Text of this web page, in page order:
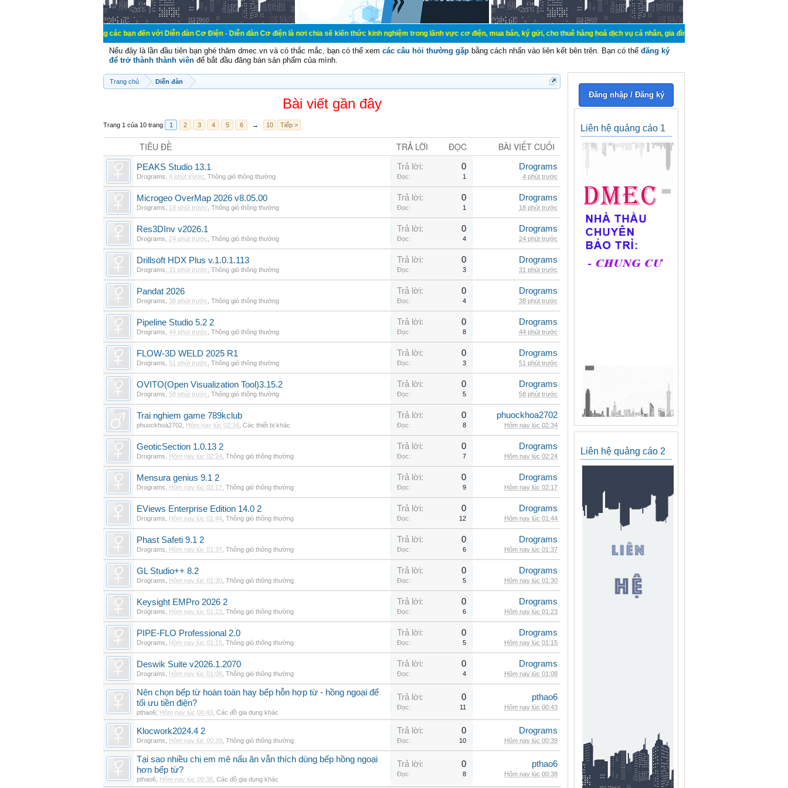
Chào mừng các bạn đến với Diễn đàn Cơ Điện - Diễn đàn Cơ điện là nơi chia sẽ kiến thức kinh nghiệm trong lãnh vực cơ điện, mua bán, ký gửi, cho thuê hàng hoá dịch vụ cá nhân, gia đình. Mua bán, ký gửi, cho thuê thiết bị hệ
Nếu đây là lần đầu tiên bạn ghé thăm dmec.vn và có thắc mắc, bạn có thể xem các câu hỏi thường gặp bằng cách nhấn vào liên kết bên trên. Bạn có thể đăng ký
để trở thành thành viên để bắt đầu đăng bán sản phẩm của mình.
Trang chủ Diễn đàn
Bài viết gần đây
Trang 1 của 10 trang 1 2 3 4 5 6 → 10 Tiếp >
TIÊU ĐỀ TRẢ LỜI ĐỌC BÀI VIẾT CUỐI
PEAKS Studio 13.1
Drograms 4 phút trước Thông gió thông thường
Trả lời: 0
Đọc: 1
Drograms
4 phút trước
Microgeo OverMap 2026 v8.05.00
Drograms 18 phút trước Thông gió thông thường
Trả lời: 0
Đọc: 1
Drograms
18 phút trước
Res3DInv v2026.1
Drograms 24 phút trước Thông gió thông thường
Trả lời: 0
Đọc: 4
Drograms
24 phút trước
Drillsoft HDX Plus v.1.0.1.113
Drograms 31 phút trước Thông gió thông thường
Trả lời: 0
Đọc: 3
Drograms
31 phút trước
Pandat 2026
Drograms 38 phút trước Thông gió thông thường
Trả lời: 0
Đọc: 4
Drograms
38 phút trước
Pipeline Studio 5.2 2
Drograms 44 phút trước Thông gió thông thường
Trả lời: 0
Đọc: 8
Drograms
44 phút trước
FLOW-3D WELD 2025 R1
Drograms 51 phút trước Thông gió thông thường
Trả lời: 0
Đọc: 3
Drograms
51 phút trước
OVITO(Open Visualization Tool)3.15.2
Drograms 58 phút trước Thông gió thông thường
Trả lời: 0
Đọc: 5
Drograms
58 phút trước
Trai nghiem game 789kclub
phuockhoa2702 Hôm nay lúc 02:34 Các thiết bị khác
Trả lời: 0
Đọc: 8
phuockhoa2702
Hôm nay lúc 02:34
GeoticSection 1.0.13 2
Drograms Hôm nay lúc 02:24 Thông gió thông thường
Trả lời: 0
Đọc: 7
Drograms
Hôm nay lúc 02:24
Mensura genius 9.1 2
Drograms Hôm nay lúc 02:17 Thông gió thông thường
Trả lời: 0
Đọc: 9
Drograms
Hôm nay lúc 02:17
EViews Enterprise Edition 14.0 2
Drograms Hôm nay lúc 01:44 Thông gió thông thường
Trả lời: 0
Đọc: 12
Drograms
Hôm nay lúc 01:44
Phast Safeti 9.1 2
Drograms Hôm nay lúc 01:37 Thông gió thông thường
Trả lời: 0
Đọc: 6
Drograms
Hôm nay lúc 01:37
GL Studio++ 8.2
Drograms Hôm nay lúc 01:30 Thông gió thông thường
Trả lời: 0
Đọc: 5
Drograms
Hôm nay lúc 01:30
Keysight EMPro 2026 2
Drograms Hôm nay lúc 01:23 Thông gió thông thường
Trả lời: 0
Đọc: 6
Drograms
Hôm nay lúc 01:23
PIPE-FLO Professional 2.0
Drograms Hôm nay lúc 01:15 Thông gió thông thường
Trả lời: 0
Đọc: 5
Drograms
Hôm nay lúc 01:15
Deswik Suite v2026.1.2070
Drograms Hôm nay lúc 01:08 Thông gió thông thường
Trả lời: 0
Đọc: 4
Drograms
Hôm nay lúc 01:08
Nên chọn bếp từ hoàn toàn hay bếp hỗn hợp từ - hồng ngoại để
tối ưu tiền điện?
pthao6 Hôm nay lúc 00:43 Các đồ gia dụng khác
Trả lời: 0
Đọc: 11
pthao6
Hôm nay lúc 00:43
Klocwork2024.4 2
Drograms Hôm nay lúc 00:39 Thông gió thông thường
Trả lời: 0
Đọc: 10
Drograms
Hôm nay lúc 00:39
Tại sao nhiều chị em mê nấu ăn vẫn thích dùng bếp hồng ngoại
hơn bếp từ?
pthao6 Hôm nay lúc 00:38 Các đồ gia dụng khác
Trả lời: 0
Đọc: 8
pthao6
Hôm nay lúc 00:38
Đăng nhập / Đăng ký
Liên hệ quảng cáo 1
Liên hệ quảng cáo 2